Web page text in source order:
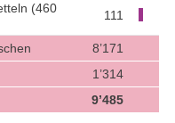
(460
111
8’171
1’314
9’485